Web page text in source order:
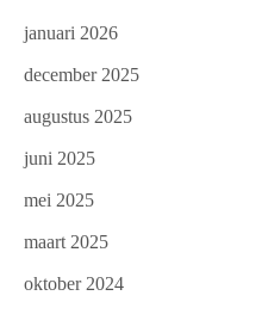
januari 2026
december 2025
augustus 2025
juni 2025
mei 2025
maart 2025
oktober 2024